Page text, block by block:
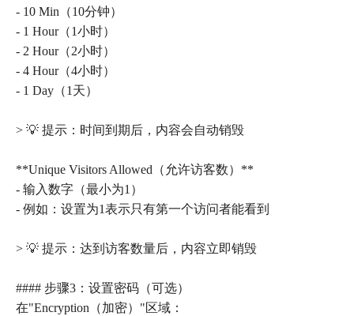
- 10 Min（10分钟）
- 1 Hour（1小时）
- 2 Hour（2小时）
- 4 Hour（4小时）
- 1 Day（1天）
> 💡 提示：时间到期后，内容会自动销毁
**Unique Visitors Allowed（允许访客数）**
- 输入数字（最小为1）
- 例如：设置为1表示只有第一个访问者能看到
> 💡 提示：达到访客数量后，内容立即销毁
#### 步骤3：设置密码（可选）
在"Encryption（加密）"区域：